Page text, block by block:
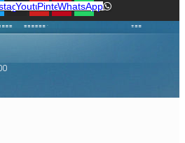
YoutubePinterestWhatsApp